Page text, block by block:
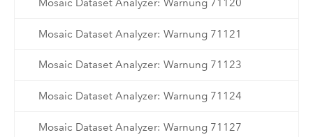
Mosaic Dataset Analyzer: Warnung 71120
Mosaic Dataset Analyzer: Warnung 71121
Mosaic Dataset Analyzer: Warnung 71123
Mosaic Dataset Analyzer: Warnung 71124
Mosaic Dataset Analyzer: Warnung 71127